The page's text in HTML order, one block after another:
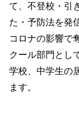
て、不登校・引
た・予防法を発
コロナの影響で
クール部門とし
学校、中学生の
ます。